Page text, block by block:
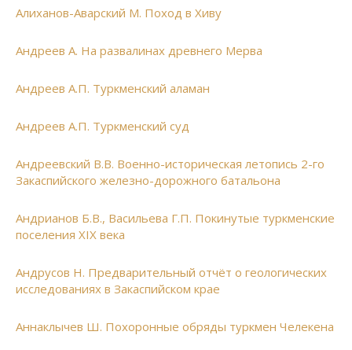
Алиханов-Аварский М. Поход в Хиву
Андреев А. На развалинах древнего Мерва
Андреев А.П. Туркменский аламан
Андреев А.П. Туркменский суд
Андреевский В.В. Военно-историческая летопись 2-го
Закаспийского железно-дорожного батальона
Андрианов Б.В., Васильева Г.П. Покинутые туркменские
поселения XIX века
Андрусов Н. Предварительный отчёт о геологических
исследованиях в Закаспийском крае
Аннаклычев Ш. Похоронные обряды туркмен Челекена